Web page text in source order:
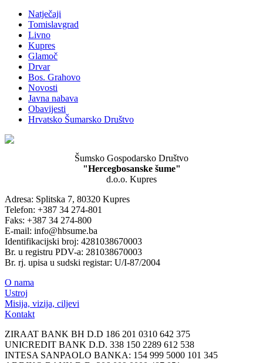
Natječaji
Tomislavgrad
Livno
Kupres
Glamoč
Drvar
Bos. Grahovo
Novosti
Javna nabava
Obavijesti
Hrvatsko Šumarsko Društvo
Šumsko Gospodarsko Društvo
"Hercegbosanske šume"
d.o.o. Kupres
Adresa: Splitska 7, 80320 Kupres
Telefon: +387 34 274-801
Faks: +387 34 274-800
E-mail: info@hbsume.ba
Identifikacijski broj: 4281038670003
Br. u registru PDV-a: 281038670003
Br. rj. upisa u sudski registar: U/I-87/2004
O nama
Ustroj
Misija, vizija, ciljevi
Kontakt
ZIRAAT BANK BH D.D 186 201 0310 642 375
UNICREDIT BANK D.D. 338 150 2289 612 538
INTESA SANPAOLO BANKA: 154 999 5000 101 345